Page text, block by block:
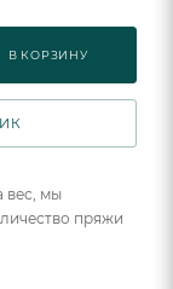
В КОРЗИНУ
вес, мы
пряжи